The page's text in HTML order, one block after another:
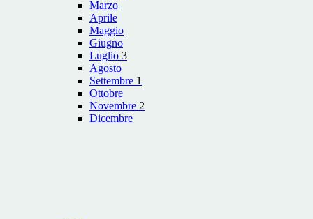
Marzo
Aprile
Maggio
Giugno
Luglio 3
Agosto
Settembre 1
Ottobre
Novembre 2
Dicembre